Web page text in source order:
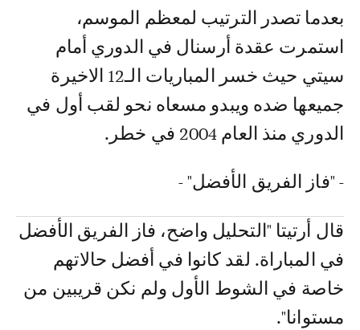
بعدما تصدر الترتيب لمعظم الموسم،
استمرت عقدة أرسنال في الدوري أمام
سيتي حيث خسر المباريات الـ12 الاخيرة
جميعها ضده ويبدو مسعاه نحو لقب أول في
الدوري منذ العام 2004 في خطر.
- "فاز الفريق الأفضل" -
قال أرتيتا "التحليل واضح، فاز الفريق الأفضل
في المباراة. لقد كانوا في أفضل حالاتهم
خاصة في الشوط الأول ولم نكن قريبين من
مستوانا".